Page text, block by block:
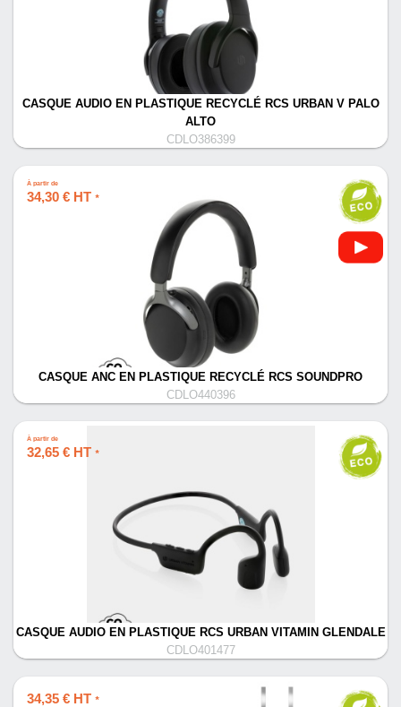
CASQUE AUDIO EN PLASTIQUE RECYCLÉ RCS URBAN V PALO
ALTO
CDLO386399
À partir de
34,30 € HT *
CASQUE ANC EN PLASTIQUE RECYCLÉ RCS SOUNDPRO
CDLO440396
À partir de
32,65 € HT *
CASQUE AUDIO EN PLASTIQUE RCS URBAN VITAMIN GLENDALE
CDLO401477
34,35 € HT *